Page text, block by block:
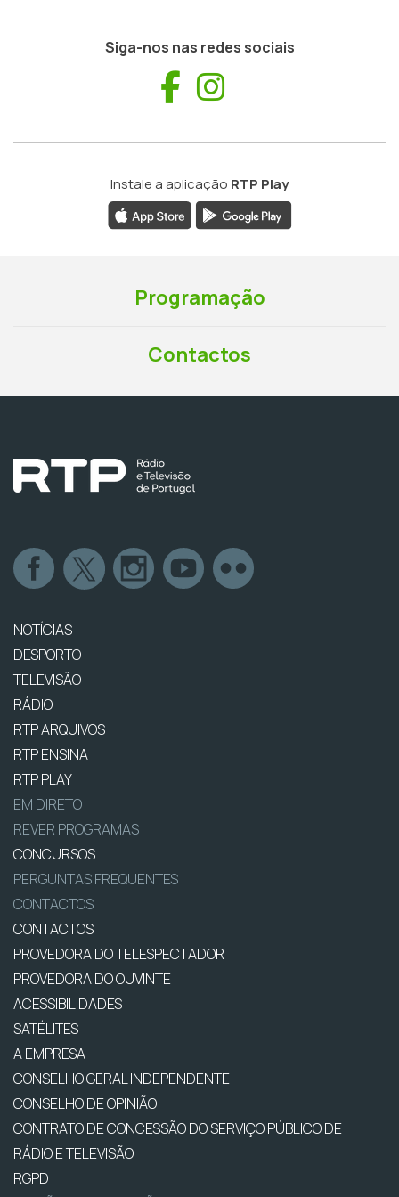
Siga-nos nas redes sociais
Facebook
Instale a aplicação RTP Play
Programação
Contactos
NOTÍCIAS
DESPORTO
TELEVISÃO
RÁDIO
RTP ARQUIVOS
RTP ENSINA
RTP PLAY
EM DIRETO
REVER PROGRAMAS
CONCURSOS
PERGUNTAS FREQUENTES
CONTACTOS
CONTACTOS
PROVEDORA DO TELESPECTADOR
PROVEDORA DO OUVINTE
ACESSIBILIDADES
SATÉLITES
A EMPRESA
CONSELHO GERAL INDEPENDENTE
CONSELHO DE OPINIÃO
CONTRATO DE CONCESSÃO DO SERVIÇO PÚBLICO DE
RÁDIO E TELEVISÃO
RGPD